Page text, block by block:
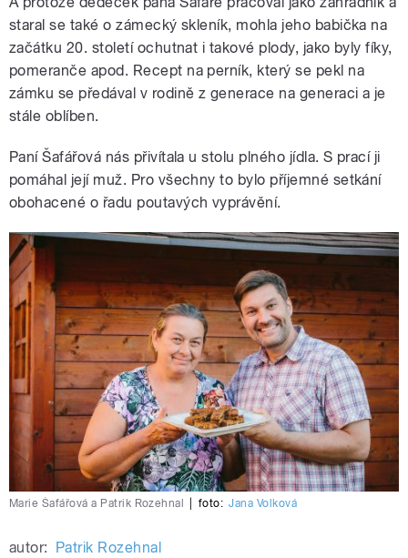
staral se také o zámecký skleník, mohla jeho babička na
začátku 20. století ochutnat i takové plody, jako byly fíky,
pomeranče apod. Recept na perník, který se pekl na
zámku se předával v rodině z generace na generaci a je
stále oblíben.
Paní Šafářová nás přivítala u stolu plného jídla. S prací ji
pomáhal její muž. Pro všechny to bylo příjemné setkání
obohacené o řadu poutavých vyprávění.
Marie Šafářová a Patrik Rozehnal foto: Jana Volková
autor: Patrik Rozehnal